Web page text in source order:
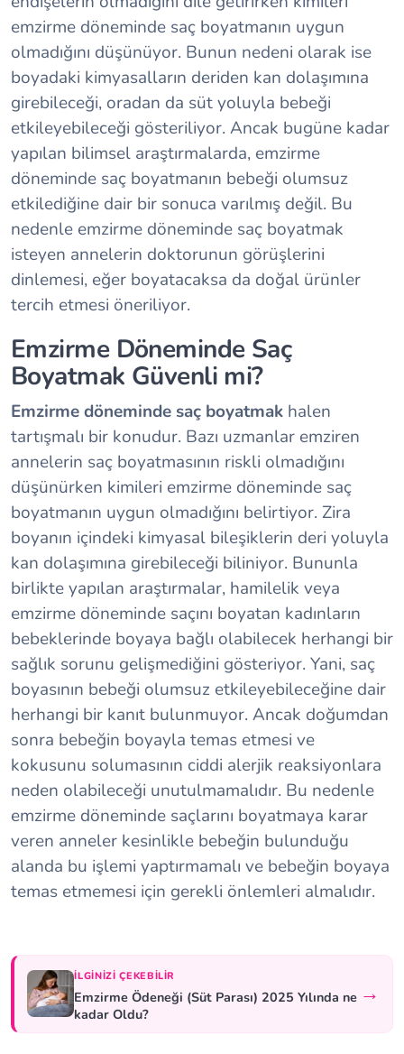
emzirme döneminde saç boyatmanın uygun
olmadığını düşünüyor. Bunun nedeni olarak ise
boyadaki kimyasalların deriden kan dolaşımına
girebileceği, oradan da süt yoluyla bebeği
etkileyebileceği gösteriliyor. Ancak bugüne kadar
yapılan bilimsel araştırmalarda, emzirme
döneminde saç boyatmanın bebeği olumsuz
etkilediğine dair bir sonuca varılmış değil. Bu
nedenle emzirme döneminde saç boyatmak
isteyen annelerin doktorunun görüşlerini
dinlemesi, eğer boyatacaksa da doğal ürünler
tercih etmesi öneriliyor.
Emzirme Döneminde Saç
Boyatmak Güvenli mi?
Emzirme döneminde saç boyatmak halen
tartışmalı bir konudur. Bazı uzmanlar emziren
annelerin saç boyatmasının riskli olmadığını
düşünürken kimileri emzirme döneminde saç
boyatmanın uygun olmadığını belirtiyor. Zira
boyanın içindeki kimyasal bileşiklerin deri yoluyla
kan dolaşımına girebileceği biliniyor. Bununla
birlikte yapılan araştırmalar, hamilelik veya
emzirme döneminde saçını boyatan kadınların
bebeklerinde boyaya bağlı olabilecek herhangi bir
sağlık sorunu gelişmediğini gösteriyor. Yani, saç
boyasının bebeği olumsuz etkileyebileceğine dair
herhangi bir kanıt bulunmuyor. Ancak doğumdan
sonra bebeğin boyayla temas etmesi ve
kokusunu solumasının ciddi alerjik reaksiyonlara
neden olabileceği unutulmamalıdır. Bu nedenle
emzirme döneminde saçlarını boyatmaya karar
veren anneler kesinlikle bebeğin bulunduğu
alanda bu işlemi yaptırmamalı ve bebeğin boyaya
temas etmemesi için gerekli önlemleri almalıdır.
İLGINIZI ÇEKEBILIR
Emzirme Ödeneği (Süt Parası) 2025 Yılında ne
kadar Oldu?
→